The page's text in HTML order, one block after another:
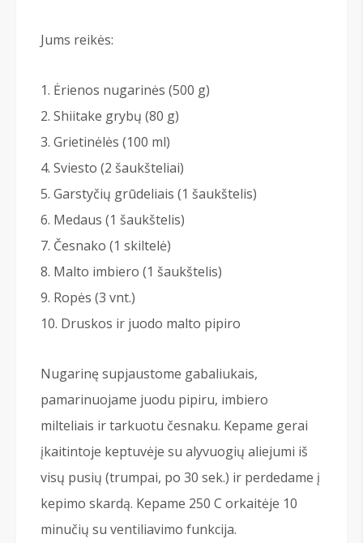
Jums reikės:
Ėrienos nugarinės (500 g)
Shiitake grybų (80 g)
Grietinėlės (100 ml)
Sviesto (2 šaukšteliai)
Garstyčių grūdeliais (1 šaukštelis)
Medaus (1 šaukštelis)
Česnako (1 skiltelė)
Malto imbiero (1 šaukštelis)
Ropės (3 vnt.)
Druskos ir juodo malto pipiro
Nugarinę supjaustome gabaliukais,
pamarinuojame juodu pipiru, imbiero
milteliais ir tarkuotu česnaku. Kepame gerai
įkaitintoje keptuvėje su alyvuogių aliejumi iš
visų pusių (trumpai, po 30 sek.) ir perdedame į
kepimo skardą. Kepame 250 C orkaitėje 10
minučių su ventiliavimo funkcija.